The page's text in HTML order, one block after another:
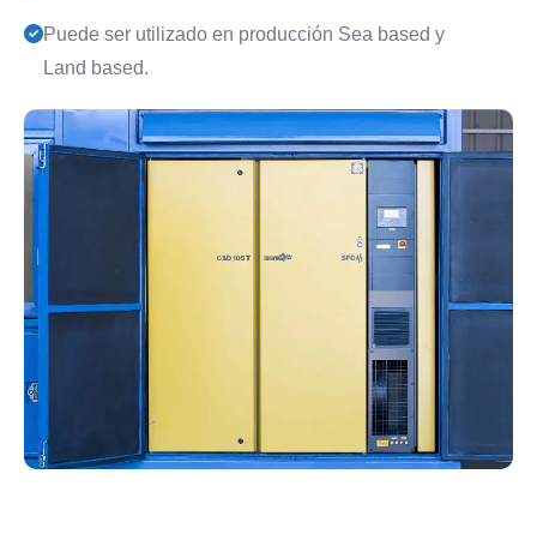
Puede ser utilizado en producción Sea based y
Land based.